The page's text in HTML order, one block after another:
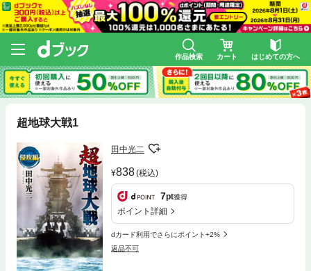
作品検索 カート はじめての方へ
超地球大戦1
田中光二
838(税込)
7pt獲得
ポイント詳細
dカード利用でさらにポイント+2%
返品不可